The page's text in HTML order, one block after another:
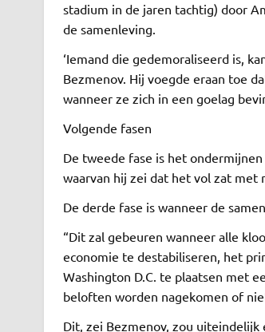
stadium in de jaren tachtig) door
de samenleving.
‘Iemand die gedemoraliseerd is,
Bezmenov. Hij voegde eraan toe
wanneer ze zich in een goelag
Volgende fasen
De tweede fase is het
waarvan hij zei dat het vol zat met
De derde fase is wanneer de
“Dit zal gebeuren wanneer alle
economie te destabiliseren, het
Washington D.C. te plaatsen met
beloften worden nagekomen of
Dit, zei Bezmenov, zou